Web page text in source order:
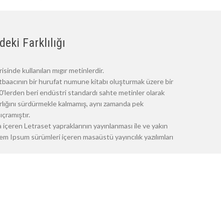
Farklılığı
kullanılan mıgır metinlerdir.
bir hurufat numune kitabı oluşturmak üzere bir
beri endüstri standardı sahte metinler olarak
sürdürmekle kalmamış, aynı zamanda pek
Letraset yapraklarının yayınlanması ile ve yakın
Ipsum sürümleri içeren masaüstü yayıncılık yazılımları